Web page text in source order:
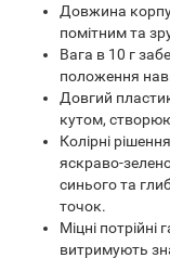
Довжина
помітним та
Вага в 10 г
положення
Довгий
кутом,
Колірні
яскраво-
синього та
точок.
Міцні потрійні
витримують